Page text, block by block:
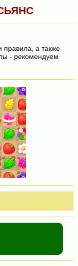
правила, а также
- рекомендуем